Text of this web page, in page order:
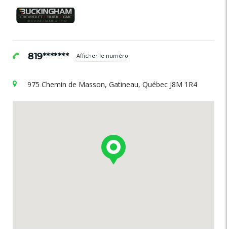
819******* Afficher le numéro
975 Chemin de Masson, Gatineau, Québec J8M 1R4